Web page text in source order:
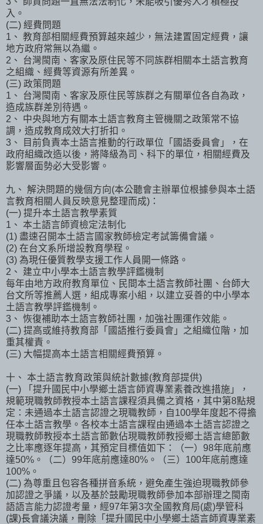
入。
(二) 經費問題
1、 教育部相關經費預算越來越少，無法建置固定經費，讓
地方政府常無以為繼。
2、 台灣閩南、客家及原住民等不同族群相關本土語言教育
之組織、經費等資源有所差異。
(三) 政策問題
1、 台灣閩南、客家及原住民等族群之有關單位各自為政，
造成族群差別待遇。
2、 中央與地方有關本土語言教育主管機關之政策常不協
調，造成教育成效大打折扣。
3、 目前負責本土語言推動的行政單位「國語委員會」，在
政府組織改造以後，將降級為司、科下的單位，相關經費及
影響層面勢必大受影響。
九、 解決問題的幾個方向(本公聽會主辦單位根據參與本土語
言教育相關人員反映意見整理而成)：
(一) 提升本土語言教學素質
1、 本土語言師資檢定法制化
(1) 盡速召開本土語言國家教師檢定考試籌備會議。
(2) 在台文系所增設教育學程。
(3) 為現任優質教學支援工作人員開一條路。
2、 建立中小學本土語言教學評鑑機制
每年由地方政府教育單位、民間本土語言教師社團、台師大
台文所等推薦人選，組成專案小組，以建立妥善的中小學本
土語言教學評鑑機制。
3、 恢復補助本土語言教師社團，加強社團運作效能。
(二) 提高或維持教育部「國語推行委員會」之組織位階，加
重其權責。
(三) 大幅提高本土語言相關經費預算。
十、 本土語言教育政策與統計數據(教育部提供)
(一) 「提升國民中小學鄉土語言師資專業素養改進措施」，
規範現職教師教授本土語言課程須具備之資格，其中第8點規
定：未通過本土語言認證之現職教師，自100學年度起不得擔
任本土語言教學。各校本土語言課程由通過本土語言認證之
現職教師教授本土語言節數佔現職教師教授鄉土語言總節數
之比率應逐年提高，其預定目標值如下：（一）98年底前應
達50%。（二）99年底前應達80%。（三）100年底前應達
100%。
(二) 為尊重且包容各種拼音系統，避免產生強迫現職教師參
加認證之爭議，以及基於鼓勵現職教師參加本部辦理之閩南
語語言能力認證考量，經97年第3次全國教育局(處)學管科
(課)長會議決議，刪除「提升國民中小學鄉土語言師資專業素